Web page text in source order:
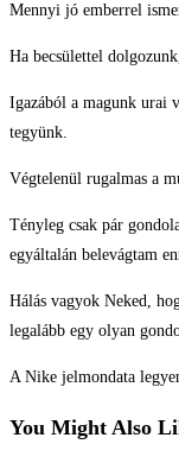
Mennyi jó emberrel
Ha becsülettel
Igazából a magunk urai
tegyünk.
Végtelenül rugalmas a
Tényleg csak pár
egyáltalán belevágtam
Hálás vagyok Neked,
legalább egy olyan
A Nike jelmondata
You Might Also